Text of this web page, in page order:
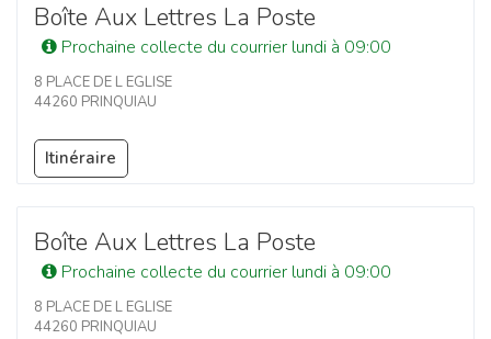
Boîte Aux Lettres La Poste
Prochaine collecte du courrier lundi à 09:00
8 PLACE DE L EGLISE
44260 PRINQUIAU
Itinéraire
Boîte Aux Lettres La Poste
Prochaine collecte du courrier lundi à 09:00
8 PLACE DE L EGLISE
44260 PRINQUIAU